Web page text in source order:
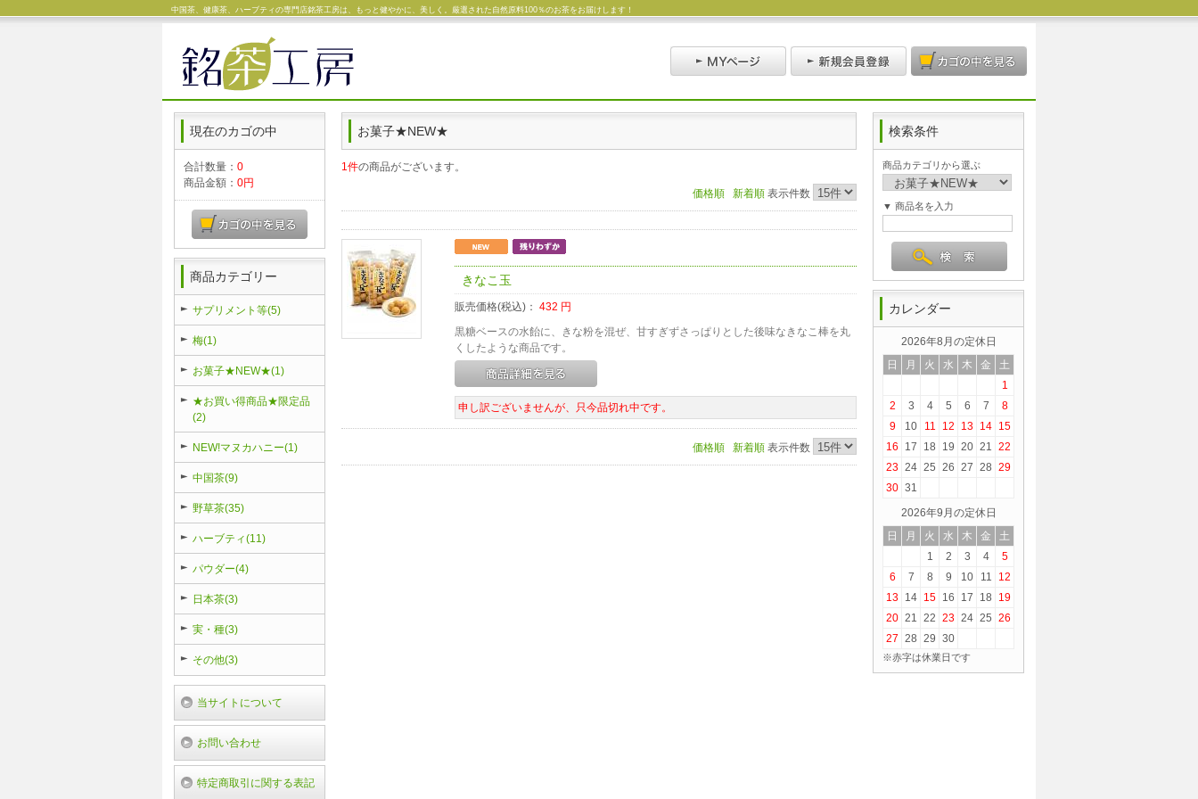
中国茶、健康茶、ハーブティの専門店銘茶工房は、もっと健やかに、美しく。厳選された自然原料100％のお茶をお届けします！
現在のカゴの中
合計数量： 0
商品金額： 0円
商品カテゴリー
サプリメント等(5)
梅(1)
お菓子★NEW★(1)
★お買い得商品★限定品
(2)
NEW!マヌカハニー(1)
中国茶(9)
野草茶(35)
ハーブティ(11)
パウダー(4)
日本茶(3)
実・種(3)
その他(3)
当サイトについて
お問い合わせ
特定商取引に関する表記
お菓子★NEW★
1件の商品がございます。
価格順 新着順 表示件数
きなこ玉
販売価格(税込)：432 円
黒糖ベースの水飴に、きな粉を混ぜ、甘すぎずさっぱりとした後味なきなこ棒を丸
くしたような商品です。
申し訳ございませんが、只今品切れ中です。
価格順 新着順 表示件数
検索条件
商品カテゴリから選ぶ
▼ 商品名を入力
カレンダー
2026年8月の定休日
日
月 火 水 木 金
土
1
2
3 4 5 6 7
8
9
10 11 12 13 14
15
16
17 18 19 20 21
22
23 24 25 26 27 28
29
30 31
2026年9月の定休日
日
月 火 水 木 金
土
1
2 3 4
5
6
7 8 9 10 11
12
13
14 15 16 17 18
19
20 21 22 23 24 25
26
27
28 29 30
※赤字は休業日です